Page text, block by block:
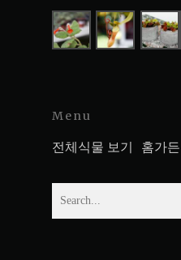
Menu
전체식물 보기 홈가